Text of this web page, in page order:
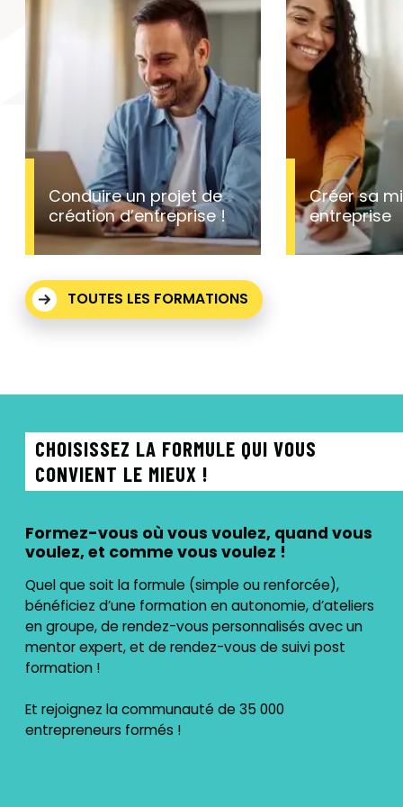
Conduire un projet de
création d’entreprise !
Créer sa
entreprise
TOUTES LES FORMATIONS
CHOISISSEZ LA FORMULE QUI VOUS
CONVIENT LE MIEUX !
Formez-vous où vous voulez, quand vous
voulez, et comme vous voulez !
Quel que soit la formule (simple ou renforcée),
bénéficiez d’une formation en autonomie, d’ateliers
en groupe, de rendez-vous personnalisés avec un
mentor expert, et de rendez-vous de suivi post
formation !
Et rejoignez la communauté de 35 000
entrepreneurs formés !